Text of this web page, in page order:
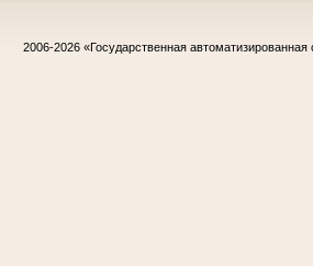
2006-2026 «Государственная